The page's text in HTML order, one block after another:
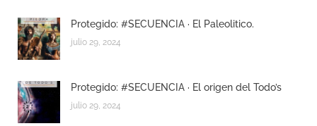
Protegido: #SECUENCIA · El Paleolitico.
julio 29, 2024
Protegido: #SECUENCIA · El origen del Todo’s
julio 29, 2024